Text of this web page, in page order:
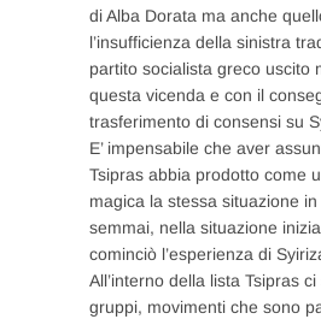
di Alba Dorata ma anche
l’insufficienza della sinistra
partito socialista greco uscito
questa vicenda e con il
trasferimento di consensi su
E’ impensabile che aver
Tsipras abbia prodotto come
magica la stessa situazione
semmai, nella situazione
cominciò l’esperienza di
All’interno della lista Tsipras
gruppi, movimenti che sono